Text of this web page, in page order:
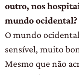
outro, nos
mundo ocidental?
O mundo
sensível, muito
Mesmo que não